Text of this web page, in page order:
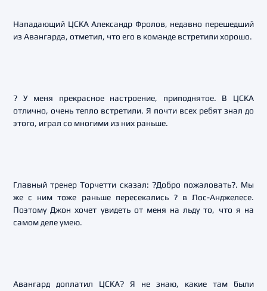
Нападающий ЦСКА Александр Фролов, недавно перешедший
из Авангарда, отметил, что его в команде встретили хорошо.
? У меня прекрасное настроение, приподнятое. В ЦСКА
отлично, очень тепло встретили. Я почти всех ребят знал до
этого, играл со многими из них раньше.
Главный тренер Торчетти сказал: ?Добро пожаловать?. Мы
же с ним тоже раньше пересекались ? в Лос-Анджелесе.
Поэтому Джон хочет увидеть от меня на льду то, что я на
самом деле умею.
Авангард доплатил ЦСКА? Я не знаю, какие там были